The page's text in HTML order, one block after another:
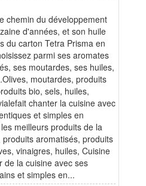
chemin du développement
d'années, et son huile
du carton Tetra Prisma en
parmi ses aromates
ses moutardes, ses huiles,
moutardes, produits
bio, sels, huiles,
chanter la cuisine avec
et simples en
meilleurs produits de la
aromatisés, produits
vinaigres, huiles, Cuisine
de la cuisine avec ses
et simples en...